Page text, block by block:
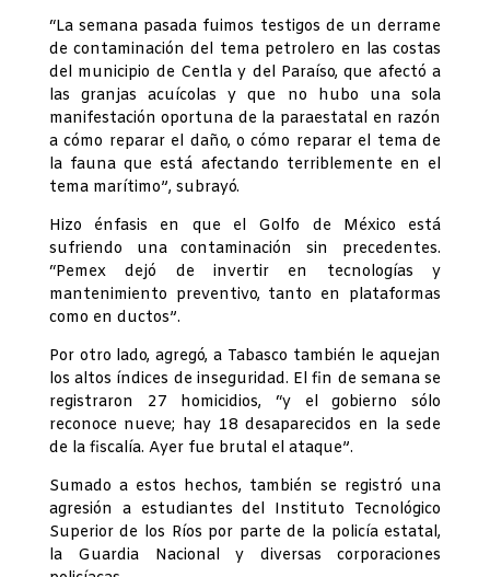
“La semana pasada fuimos testigos de un derrame
de contaminación del tema petrolero en las costas
del municipio de Centla y del Paraíso, que afectó a
las granjas acuícolas y que no hubo una sola
manifestación oportuna de la paraestatal en razón
a cómo reparar el daño, o cómo reparar el tema de
la fauna que está afectando terriblemente en el
tema marítimo”, subrayó.
Hizo énfasis en que el Golfo de México está
sufriendo una contaminación sin precedentes.
“Pemex dejó de invertir en tecnologías y
mantenimiento preventivo, tanto en plataformas
como en ductos”.
Por otro lado, agregó, a Tabasco también le aquejan
los altos índices de inseguridad. El fin de semana se
registraron 27 homicidios, “y el gobierno sólo
reconoce nueve; hay 18 desaparecidos en la sede
de la fiscalía. Ayer fue brutal el ataque”.
Sumado a estos hechos, también se registró una
agresión a estudiantes del Instituto Tecnológico
Superior de los Ríos por parte de la policía estatal,
la Guardia Nacional y diversas corporaciones